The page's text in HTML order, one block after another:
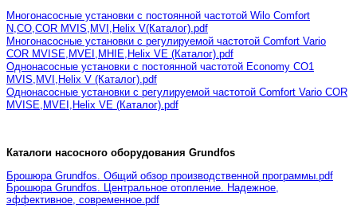
Многонасосные установки с постоянной частотой Wilo Comfort
N,CO,COR MVIS,MVI,Helix V(Каталог).pdf
Многонасосные установки с регулируемой частотой Comfort Vario
COR MVISE,MVEI,MHIE,Helix VE (Каталог).pdf
Однонасосные установки с постоянной частотой Economy CO1
MVIS,MVI,Helix V (Каталог).pdf
Однонасосные установки с регулируемой частотой Comfort Vario COR
MVISE,MVEI,Helix VE (Каталог).pdf
Каталоги насосного оборудования Grundfos
Брошюра Grundfos. Общий обзор производственной программы.pdf
Брошюра Grundfos. Центральное отопление. Надежное,
эффективное, современное.pdf